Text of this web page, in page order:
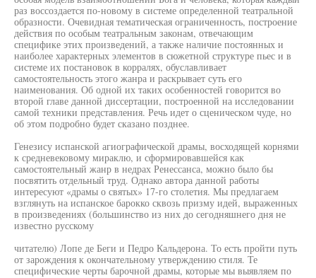
раз воссоздается по-новому в системе определенной театральной
образности. Очевидная тематическая ограниченность, построение
действия по особым театральным законам, отвечающим
специфике этих произведений, а также наличие постоянных и
наиболее характерных элементов в сюжетной структуре пьес и в
системе их постановок в корралях, обуславливает
самостоятельность этого жанра и раскрывает суть его
наименования. Об одной их таких особенностей говорится во
второй главе данной диссертации, построенной на исследовании
самой техники представления. Речь идет о сценическом чуде, но
об этом подробно будет сказано позднее.
Генезису испанской агиографической драмы, восходящей корнями
к средневековому мираклю, и сформировавшейся как
самостоятельный жанр в недрах Ренессанса, можно было бы
посвятить отдельный труд. Однако автора данной работы
интересуют «драмы о святых» 17-го столетия. Мы предлагаем
взглянуть на испанское барокко сквозь призму идей, выраженных
в произведениях (большинство из них до сегодняшнего дня не
известно русскому
читателю) Лопе де Беги и Педро Кальдерона. То есть пройти путь
от зарождения к окончательному утверждению стиля. Те
специфические черты барочной драмы, которые мы выявляем по